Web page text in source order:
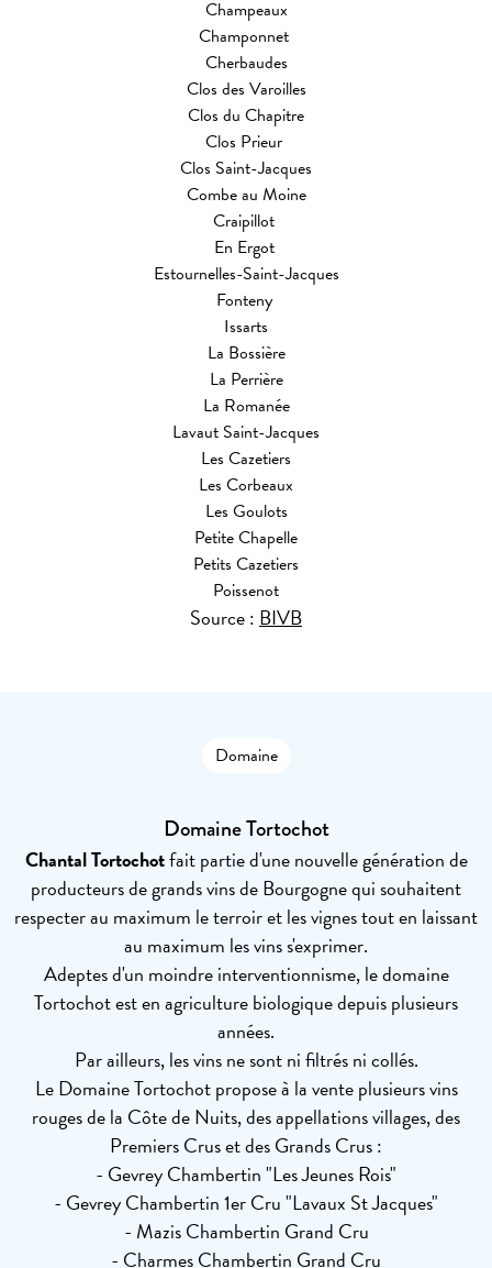
Champeaux
Champonnet
Cherbaudes
Clos des Varoilles
Clos du Chapitre
Clos Prieur
Clos Saint-Jacques
Combe au Moine
Craipillot
En Ergot
Estournelles-Saint-Jacques
Fonteny
Issarts
La Bossière
La Perrière
La Romanée
Lavaut Saint-Jacques
Les Cazetiers
Les Corbeaux
Les Goulots
Petite Chapelle
Petits Cazetiers
Poissenot
Source :BIVB
Domaine
Domaine Tortochot
Chantal Tortochotfait partie d'une nouvelle génération de
producteurs de grands vins de Bourgogne qui souhaitent
respecter au maximum le terroir et les vignes tout en laissant
au maximum les vins s'exprimer.
Adeptes d'un moindre interventionnisme, le domaine
Tortochot est en agriculture biologique depuis plusieurs
années.
Par ailleurs, les vins ne sont ni filtrés ni collés.
Le Domaine Tortochot propose à la vente plusieurs vins
rouges de la Côte de Nuits, des appellations villages, des
Premiers Crus et des Grands Crus :
- Gevrey Chambertin "Les Jeunes Rois"
- Gevrey Chambertin 1er Cru "Lavaux St Jacques"
- Mazis Chambertin Grand Cru
- Charmes Chambertin Grand Cru